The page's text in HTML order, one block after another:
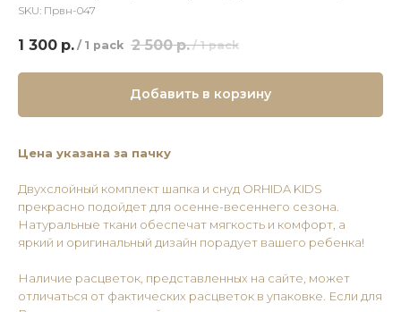
SKU: Првн-047
1 300 р. / 1 pack 2 500 р. / 1 pack
Добавить в корзину
Цена указана за пачку
Двухслойный комплект шапка и снуд ORHIDA KIDS
прекрасно подойдет для осенне-весеннего сезона.
Натуральные ткани обеспечат мягкость и комфорт, а
яркий и оригинальный дизайн порадует вашего ребенка!
Наличие расцветок, представленных на сайте, может
отличаться от фактических расцветок в упаковке. Если для